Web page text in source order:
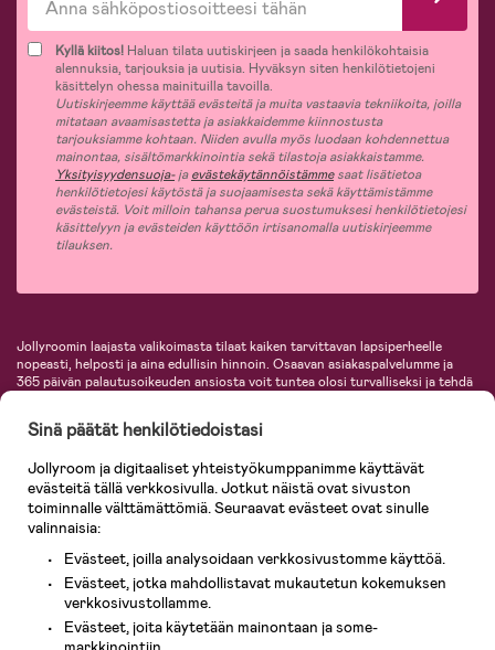
Kyllä kiitos! Haluan tilata uutiskirjeen ja saada henkilökohtaisia
alennuksia, tarjouksia ja uutisia. Hyväksyn siten henkilötietojeni
käsittelyn ohessa mainituilla tavoilla.
Uutiskirjeemme käyttää evästeitä ja muita vastaavia tekniikoita, joilla
mitataan avaamisastetta ja asiakkaidemme kiinnostusta
tarjouksiamme kohtaan. Niiden avulla myös luodaan kohdennettua
mainontaa, sisältömarkkinointia sekä tilastoja asiakkaistamme.
Yksityisyydensuoja-jaevästekäytännöistämmesaat lisätietoa
henkilötietojesi käytöstä ja suojaamisesta sekä käyttämistämme
evästeistä. Voit milloin tahansa perua suostumuksesi henkilötietojesi
käsittelyyn ja evästeiden käyttöön irtisanomalla uutiskirjeemme
tilauksen.
Jollyroomin laajasta valikoimasta tilaat kaiken tarvittavan lapsiperheelle
nopeasti, helposti ja aina edullisin hinnoin. Osaavan asiakaspalvelumme ja
365 päivän palautusoikeuden ansiosta voit tuntea olosi turvalliseksi ja tehdä
lastentarvikkeita sekä paljon muuta. Meiltä löydät lukuisia tunnettuja
KidKraft, Ergobaby, Philips Avent, Neonate, Cybex, LEGO ja monia muita!
Tervetuloa shoppailemaan Pohjoismaiden suurimpaan lastentarvikkeiden
verkkokauppaan!
Sinä päätät henkilötiedoistasi
Jollyroom ja digitaaliset yhteistyökumppanimme käyttävät
evästeitä tällä verkkosivulla. Jotkut näistä ovat sivuston
toiminnalle välttämättömiä. Seuraavat evästeet ovat sinulle
valinnaisia:
Evästeet, joilla analysoidaan verkkosivustomme käyttöä.
Evästeet, jotka mahdollistavat mukautetun kokemuksen
verkkosivustollamme.
Evästeet, joita käytetään mainontaan ja some-